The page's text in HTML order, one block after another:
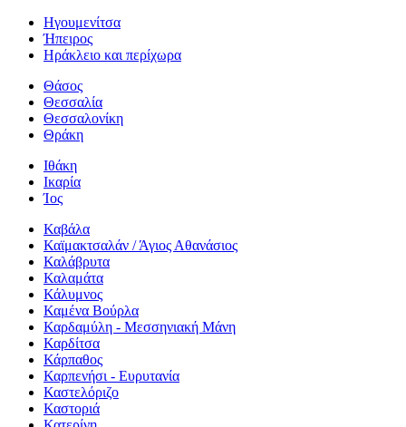
Ηγουμενίτσα
Ήπειρος
Ηράκλειο και περίχωρα
Θάσος
Θεσσαλία
Θεσσαλονίκη
Θράκη
Ιθάκη
Ικαρία
Ίος
Καβάλα
Καϊμακτσαλάν / Άγιος Αθανάσιος
Καλάβρυτα
Καλαμάτα
Κάλυμνος
Καμένα Βούρλα
Καρδαμύλη - Μεσσηνιακή Μάνη
Καρδίτσα
Κάρπαθος
Καρπενήσι - Ευρυτανία
Καστελόριζο
Καστοριά